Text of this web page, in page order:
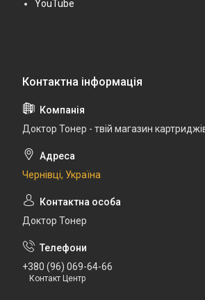
YouTube
Доктор Тонер - твій магазин
Чернівці, Україна
Доктор Тонер
+380 (96) 069-64-66
Контакт Центр